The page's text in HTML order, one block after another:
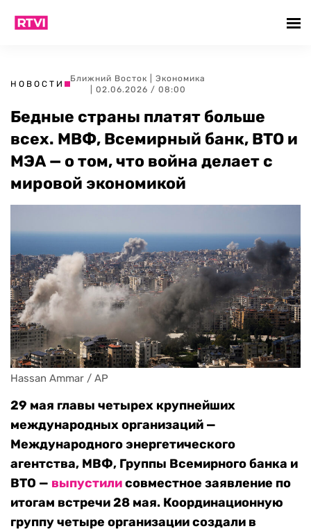
НОВОСТИ
Ближний Восток
Экономика
| 02.06.2026 / 08:00
Бедные страны платят больше
всех. МВФ, Всемирный банк, ВТО и
МЭА — о том, что война делает с
мировой экономикой
Hassan Ammar / AP
29 мая главы четырех крупнейших
международных организаций —
Международного энергетического
агентства, МВФ, Группы Всемирного банка и
ВТО — выпустилисовместное заявление по
итогам встречи 28 мая. Координационную
группу четыре организации создали в